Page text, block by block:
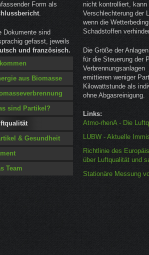
nicht kontrolliert,
Verschlechterung der
wenn die
Schadstoffen
Die Größe der
für die Steuerung der
emittieren weniger
Kilowattstunde als
ohne Abgasreinigung.
Links:
Atmo-rhenA - Die
LUBW - Aktuelle
Richtlinie des
über Luftqualität und
Stationäre Messung
Form als
.
Dokumente sind
gefasst, jeweils
und französisch.
aus Biomasse
sind Partikel?
& Gesundheit
Team